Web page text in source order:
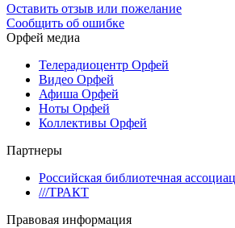
Оставить отзыв или пожелание
Сообщить об ошибке
Орфей медиа
Телерадиоцентр Орфей
Видео Орфей
Афиша Орфей
Ноты Орфей
Коллективы Орфей
Партнеры
Российская библиотечная
///ТРАКТ
Правовая информация